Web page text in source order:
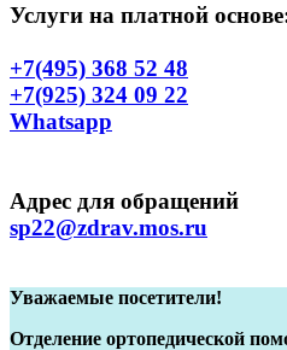
Услуги на платной
+7(495) 368 52 48
+7(925) 324 09 22
Whatsapp
Адрес для обращений
sp22@zdrav.mos.ru
Уважаемые посетители!
Отделение ортопедической